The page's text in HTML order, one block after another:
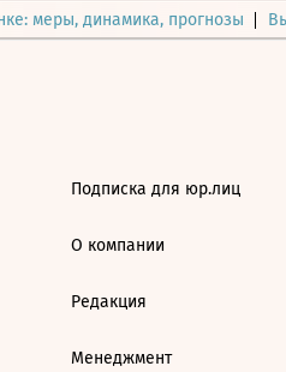
меры, динамика, прогнозы
Подписка для юр.лиц
О компании
Редакция
Менеджмент